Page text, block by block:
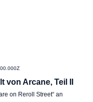
Arcane, Teil II
on Reroll Street“ an